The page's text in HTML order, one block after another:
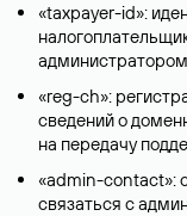
«taxpayer-id»:
«reg-ch»:
сведений о
на передачу
«admin-contact»:
связаться с